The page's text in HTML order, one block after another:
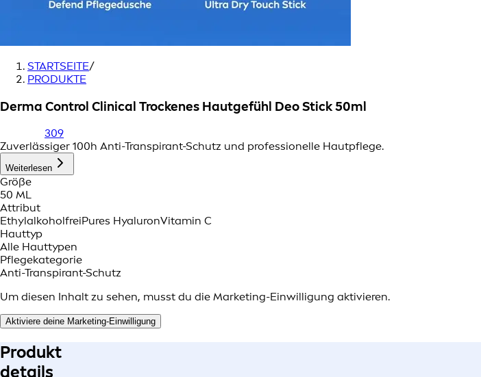
STARTSEITE/
PRODUKTE
Derma Control Clinical Trockenes Hautgefühl Deo Stick 50ml
309
Zuverlässiger 100h Anti-Transpirant-Schutz und professionelle Hautpflege.
Weiterlesen
Größe
50 ML
Attribut
EthylalkoholfreiPures HyaluronVitamin C
Hauttyp
Alle Hauttypen
Pflegekategorie
Anti-Transpirant-Schutz
Um diesen Inhalt zu sehen, musst du die Marketing-Einwilligung aktivieren.
Aktiviere deine Marketing-Einwilligung
Produkt
details